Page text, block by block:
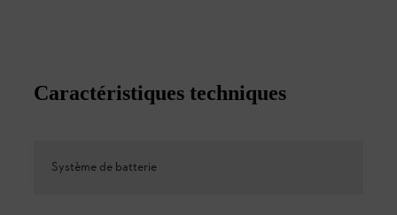
Caractéristiques techniques
Système de batterie